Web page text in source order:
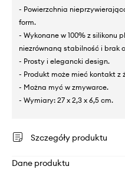
- Powierzchnia
form.
- Wykonane w 100% z silikonu
niezrównaną stabilność i brak
- Prosty i elegancki design.
- Produkt może mieć kontakt z
- Można myć w zmywarce.
- Wymiary: 27 x 2,3 x 6,5 cm.
Szczegóły produktu
Dane produktu